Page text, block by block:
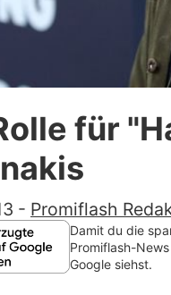
für
- Promiflash
Damit du die
Promiflash-
Google siehst.